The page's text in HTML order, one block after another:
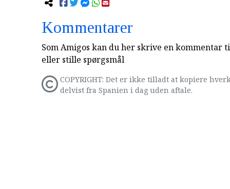
Kommentarer
Som Amigos kan du her skrive en kommentar
eller stille spørgsmål
COPYRIGHT: Det er ikke tilladt at kopiere
delvist fra Spanien i dag uden aftale.